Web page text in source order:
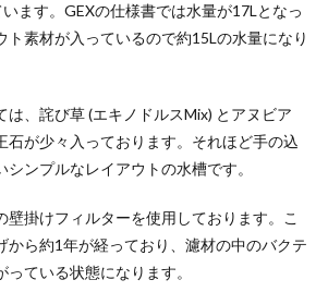
ます。GEXの仕様書では水量が17Lとなっ
ト素材が入っているので約15Lの水量になり
は、詫び草 (エキノドルスMix) とアヌビア
石が少々入っております。それほど手の込
ンプルなレイアウトの水槽です。
壁掛けフィルターを使用しております。こ
から約1年が経っており、濾材の中のバクテ
っている状態になります。